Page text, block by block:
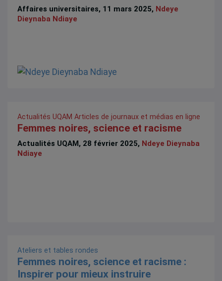
Affaires universitaires, 11 mars 2025, Ndeye
Dieynaba Ndiaye
Actualités UQAM Articles de journaux et médias en ligne
Femmes noires, science et racisme
Actualités UQAM, 28 février 2025, Ndeye Dieynaba
Ndiaye
Ateliers et tables rondes
Femmes noires, science et racisme :
Inspirer pour mieux instruire